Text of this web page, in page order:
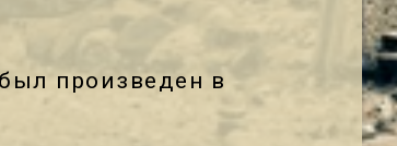
произведен в